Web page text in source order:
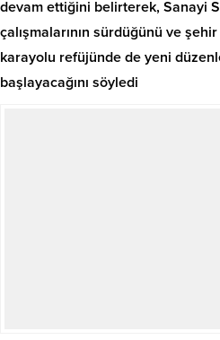
devam ettiğini belirterek, Sanayi
çalışmalarının sürdüğünü ve
karayolu refüjünde de yeni
başlayacağını söyledi